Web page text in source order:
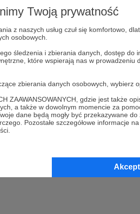
Twoją prywatność
z naszych usług czuł się komfortowo,
osobowych.
śledzenia i zbierania danych, dostęp do
które wspierają nas w prowadzeniu
zbierania danych osobowych, wybierz
ZAAWANSOWANYCH, gdzie jest także
a także w dowolnym momencie za
dane będą mogły być przekazywane
Pozostałe szczegółowe informacje
MCN Patronite
Suppi.pl